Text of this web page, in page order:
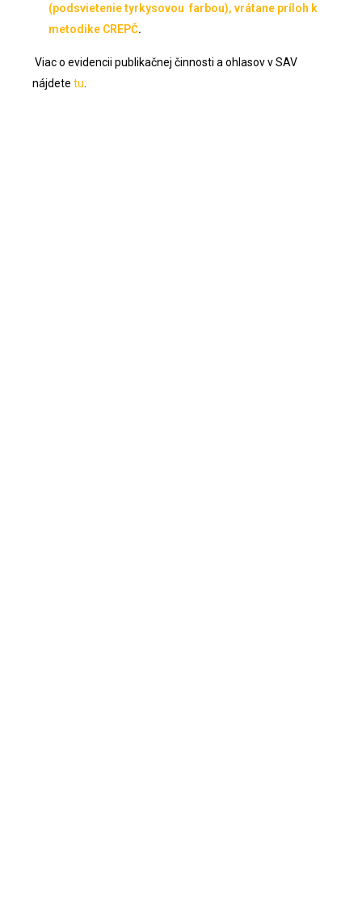
(podsvietenie tyrkysovou farbou), vrátane príloh k
metodike CREPČ.
Viac o evidencii publikačnej činnosti a ohlasov v SAV
nájdete tu